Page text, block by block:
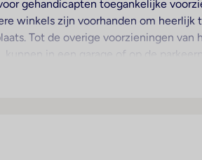
gehandicapten toegankelijke
winkels zijn voorhanden om heerlijk
Tot de overige voorzieningen van
in een garage of op de
een oppasservice, een